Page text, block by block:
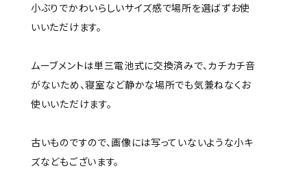
小ぶりでかわいらしいサイズ感で場所を選ばずお使
いいただけます。
ムーブメントは単三電池式に交換済みで、カチカチ音
がないため、寝室など静かな場所でも気兼ねなくお
使いいただけます。
古いものですので、画像には写っていないような小キ
ズなどもございます。